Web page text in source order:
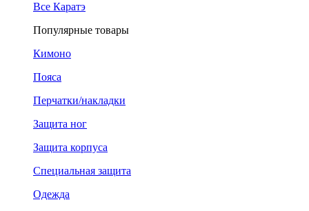
Все Каратэ
Популярные товары
Кимоно
Пояса
Перчатки/накладки
Защита ног
Защита корпуса
Специальная защита
Одежда